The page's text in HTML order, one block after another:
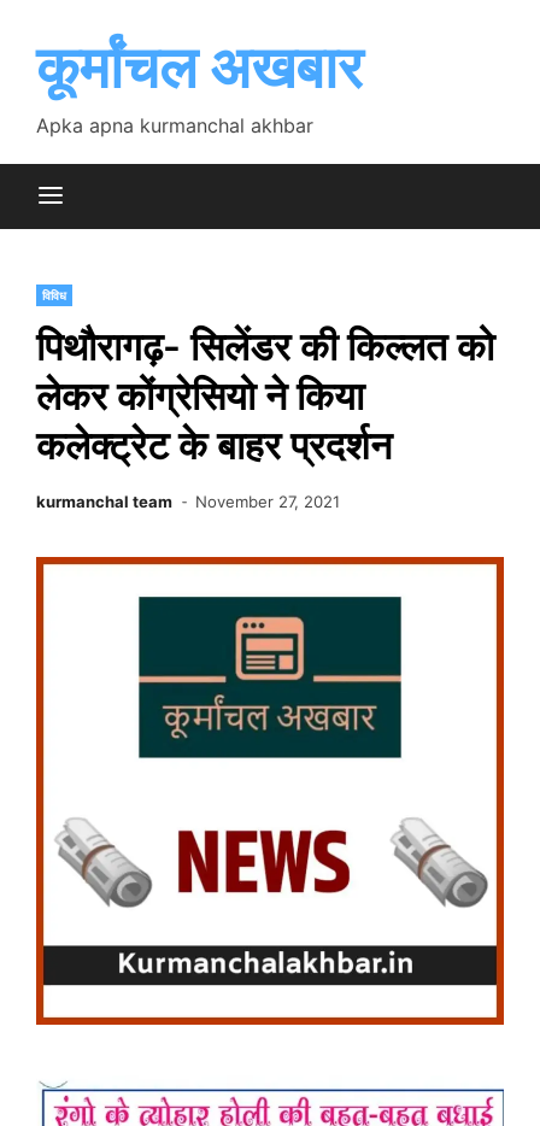
contentकूर्मांचल अखबार
Apka apna kurmanchal akhbar
विविध
पिथौरागढ़- सिलेंडर की किल्लत को
लेकर कोंग्रेसियो ने किया
कलेक्ट्रेट के बाहर प्रदर्शन
kurmanchal team November 27, 2021